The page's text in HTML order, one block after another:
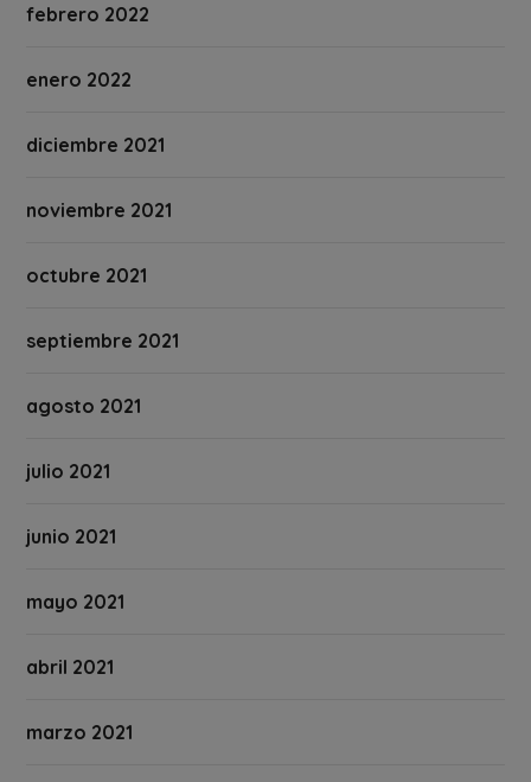
febrero 2022
enero 2022
diciembre 2021
noviembre 2021
octubre 2021
septiembre 2021
agosto 2021
julio 2021
junio 2021
mayo 2021
abril 2021
marzo 2021